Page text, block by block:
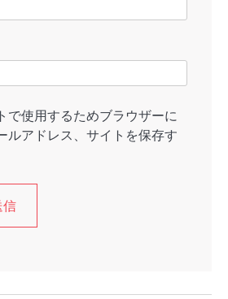
で使用するためブラウザーに
ルアドレス、サイトを保存す